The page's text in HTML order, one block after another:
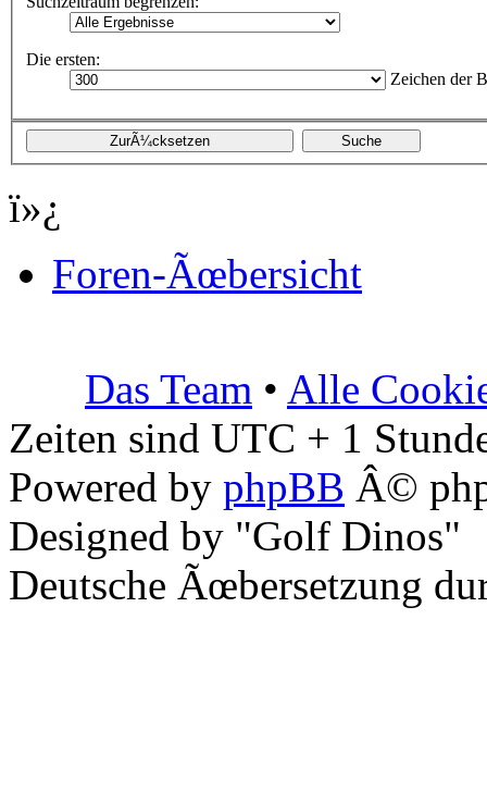
Die ersten:
Zeichen der
ï»¿
Foren-Ãœbersicht
Das Team • Alle
Zeiten sind UTC + 1
Powered by phpBB Â©
Designed by "Golf Dinos"
Deutsche Ãœbersetzung